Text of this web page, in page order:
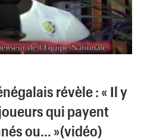
révèle : « Il y
qui payent
ou… »(vidéo)